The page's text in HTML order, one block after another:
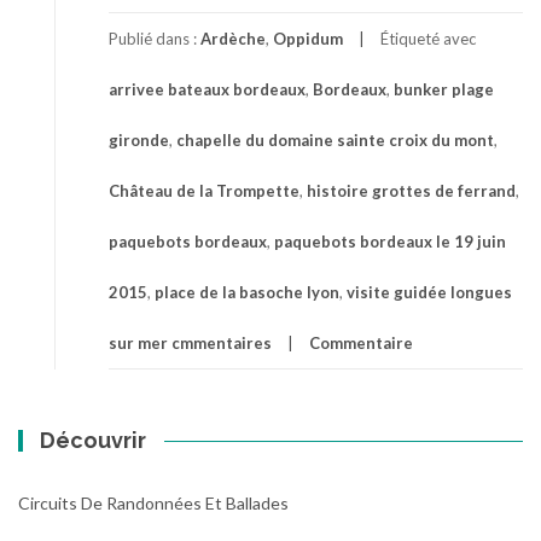
Publié dans :Ardèche, Oppidum Étiqueté avec
arrivee bateaux bordeaux, Bordeaux, bunker plage
gironde, chapelle du domaine sainte croix du mont,
Château de la Trompette, histoire grottes de ferrand,
paquebots bordeaux, paquebots bordeaux le 19 juin
2015, place de la basoche lyon, visite guidée longues
sur mer cmmentaires Commentaire
Découvrir
Circuits De Randonnées Et Ballades